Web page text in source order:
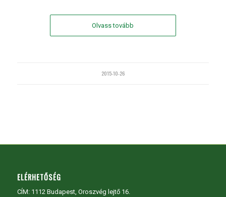
Olvass tovább
2015-10-26
ELÉRHETŐSÉG
CÍM: 1112 Budapest, Oroszvég lejtő 16.